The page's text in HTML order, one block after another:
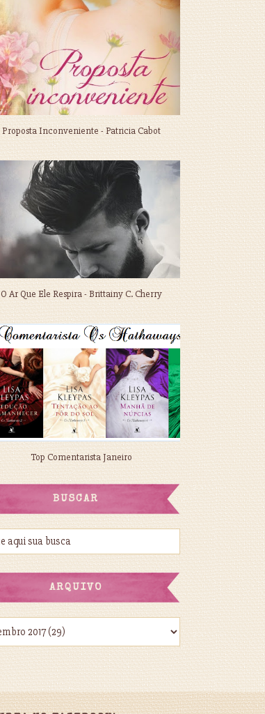
Proposta Inconveniente - Patricia Cabot
O Ar Que Ele Respira - Brittainy C. Cherry
Top Comentarista Janeiro
BUSCAR
ARQUIVO